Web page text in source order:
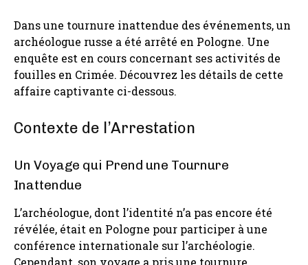
Dans une tournure inattendue des événements, un
archéologue russe a été arrêté en Pologne. Une
enquête est en cours concernant ses activités de
fouilles en Crimée. Découvrez les détails de cette
affaire captivante ci-dessous.
Contexte de l’Arrestation
Un Voyage qui Prend une Tournure
Inattendue
L’archéologue, dont l’identité n’a pas encore été
révélée, était en Pologne pour participer à une
conférence internationale sur l’archéologie.
Cependant, son voyage a pris une tournure